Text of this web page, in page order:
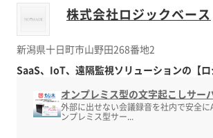
株式会社ロジックベース
新潟県十日町市山野田268番地2
SaaS、IoT、遠隔監視ソリューションの【ロ
オンプレミス型の文字起こしサー
外部に出せない会議録音を社内で安全
ンプレミス型サー...